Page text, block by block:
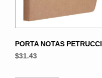
PORTA NOTAS PETRUCCI
$31.43